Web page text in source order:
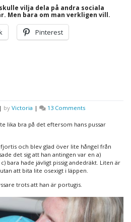
vilja dela på andra sociala
Men bara om man verkligen vill.
Pinterest
| by Victoria | 13 Commentson
Hund
lika bra på det eftersom hans pussar
och blev glad över lite hångel från
det sig att han antingen var en a)
bara hade jävligt pissig andedräkt. Liten är
att bita lite osexigt i läppen.
trots att han är portugis.